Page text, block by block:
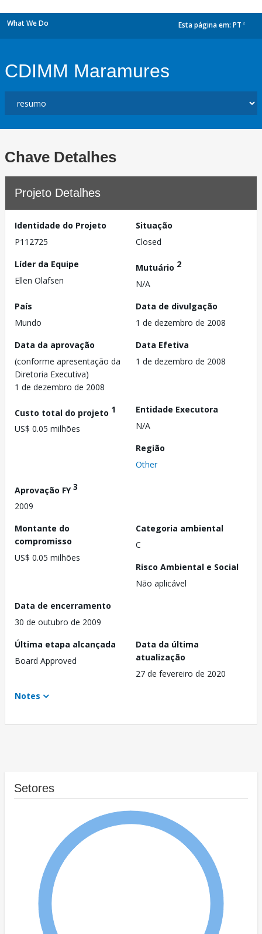
What We Do Esta página em: PT
CDIMM Maramures
Chave Detalhes
Projeto Detalhes
Identidade do Projeto
P112725
Situação
Closed
Líder da Equipe
Ellen Olafsen
Mutuário 2
N/A
País
Mundo
Data de divulgação
1 de dezembro de 2008
Data da aprovação
(conforme apresentação da
Diretoria Executiva)
1 de dezembro de 2008
Data Efetiva
1 de dezembro de 2008
Custo total do projeto 1
US$ 0.05 milhões
Entidade Executora
N/A
Região
Other
Aprovação FY3
2009
Montante do
compromisso
US$ 0.05 milhões
Categoria ambiental
C
Risco Ambiental e Social
Não aplicável
Data de encerramento
30 de outubro de 2009
Última etapa alcançada
Board Approved
Data da última
atualização
27 de fevereiro de 2020
Notes
Setores